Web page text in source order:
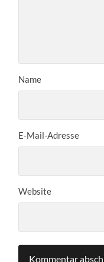
Name
E-Mail-Adresse
Website